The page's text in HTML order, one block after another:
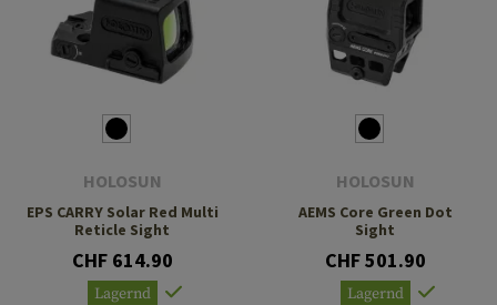
HOLOSUN
EPS CARRY Solar Red Multi
Reticle Sight
CHF 614.90
Lagernd
HOLOSUN
AEMS Core Green Dot
Sight
CHF 501.90
Lagernd